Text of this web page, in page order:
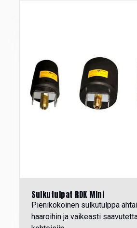
Sulkutulpat RDK MIni
Pienikokoinen sulkutulppa
haaroihin ja vaikeasti